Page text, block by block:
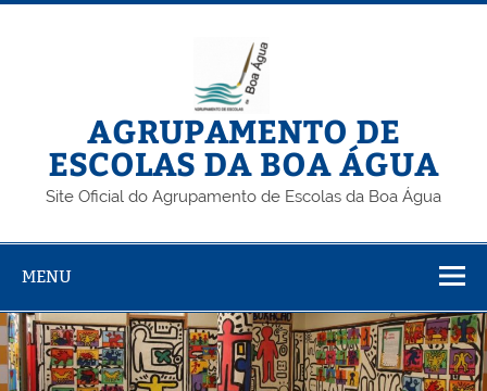
Skip
AGRUPAMENTO DE
ESCOLAS DA BOA ÁGUA
Site Oficial do Agrupamento de Escolas da Boa Água
MENU